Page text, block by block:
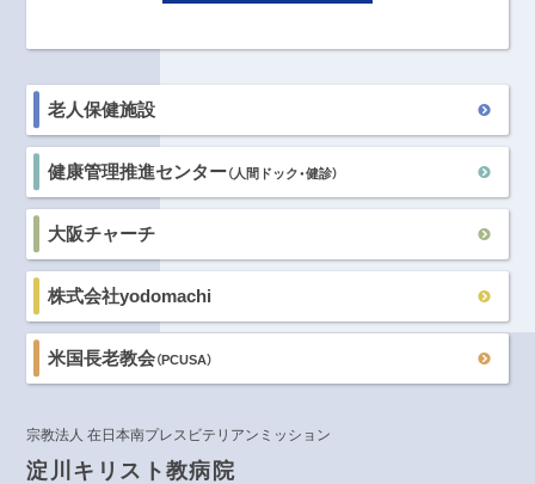
老人保健施設
健康管理推進センター（人間ドック・健診）
大阪チャーチ
株式会社yodomachi
米国長老教会（PCUSA）
宗教法人 在日本南プレスビテリアンミッション
淀川キリスト教病院